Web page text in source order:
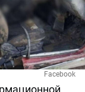
Facebook